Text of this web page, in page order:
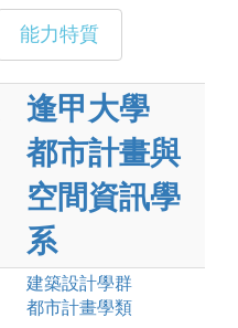
能力特質
逢甲大學
都市計畫與
空間資訊學
系
建築設計學群
都市計畫學類